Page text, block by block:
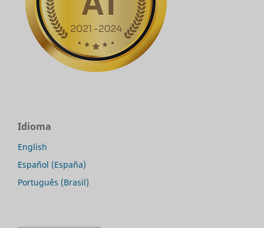
Idioma
English
Español (España)
Português (Brasil)